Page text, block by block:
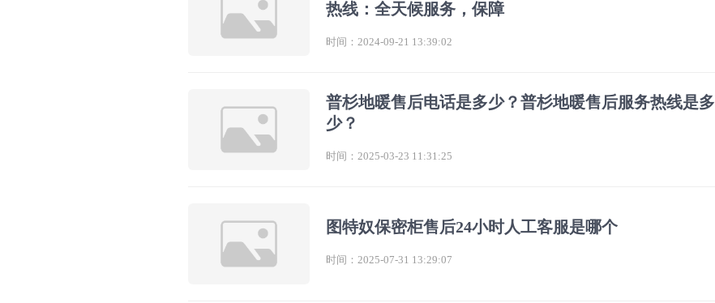
热线：全天候服务，保障
时间：2024-09-21 13:39:02
普杉地暖售后电话是多少？普杉地暖售后服务热线是多
少？
时间：2025-03-23 11:31:25
图特奴保密柜售后24小时人工客服是哪个
时间：2025-07-31 13:29:07